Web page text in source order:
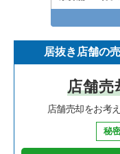
居抜き店舗の
店舗売
店舗売却をお考
秘